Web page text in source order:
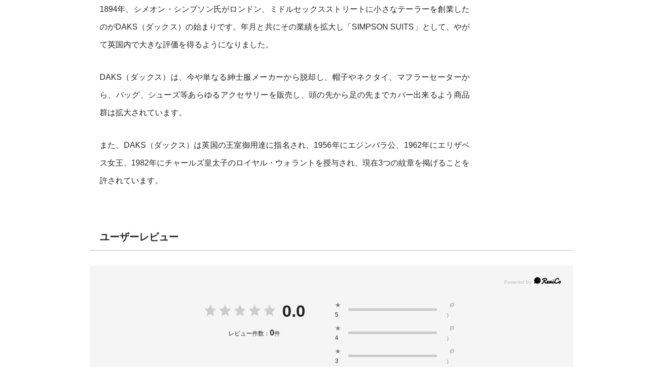
1894年、シメオン・シンプソン氏がロンドン、ミドルセックスストリートに小さなテーラーを創業した
のがDAKS（ダックス）の始まりです。年月と共にその業績を拡大し「SIMPSON SUITS」として、やが
て英国内で大きな評価を得るようになりました。
DAKS（ダックス）は、今や単なる紳士服メーカーから脱却し、帽子やネクタイ、マフラーセーターか
ら、バッグ、シューズ等あらゆるアクセサリーを販売し、頭の先から足の先までカバー出来るよう商品
群は拡大されています。
また、DAKS（ダックス）は英国の王室御用達に指名され、1956年にエジンバラ公、1962年にエリザベ
ス女王、1982年にチャールズ皇太子のロイヤル・ウォラントを授与され、現在3つの紋章を掲げることを
許されています。
ユーザーレビュー
0.0
レビュー件数： 0件
★
5
(0
)
★
4
(0
)
★
3
(0
)